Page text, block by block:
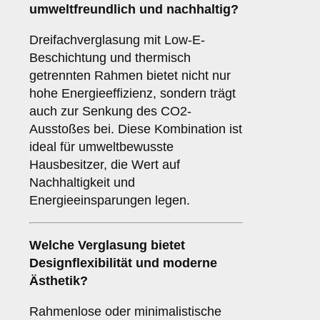
umweltfreundlich und nachhaltig?
Dreifachverglasung mit Low-E-
Beschichtung und thermisch
getrennten Rahmen bietet nicht nur
hohe Energieeffizienz, sondern trägt
auch zur Senkung des CO2-
Ausstoßes bei. Diese Kombination ist
ideal für umweltbewusste
Hausbesitzer, die Wert auf
Nachhaltigkeit und
Energieeinsparungen legen.
Welche Verglasung bietet
Designflexibilität und moderne
Ästhetik?
Rahmenlose oder minimalistische